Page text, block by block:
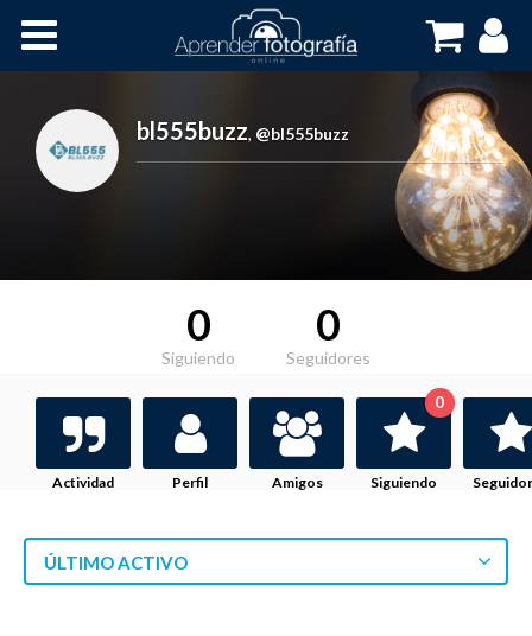
Cursos OnLine
bl555buzz, @bl555buzz
0
Siguiendo
0
Seguidores
Actividad Perfil Amigos Siguiendo
0
ÚLTIMO ACTIVO